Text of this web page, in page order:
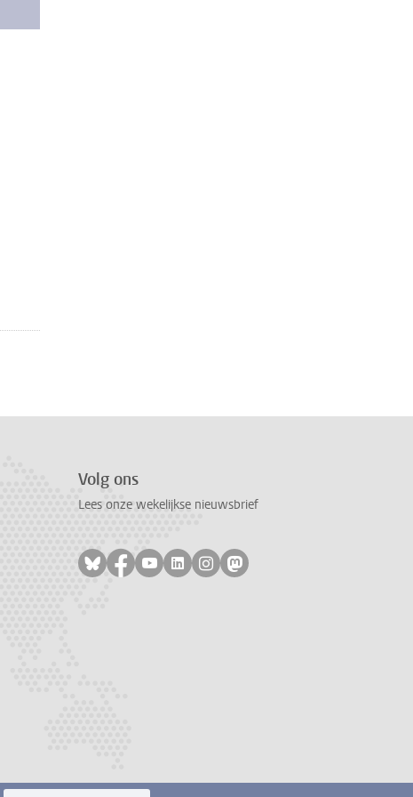
Volg ons
Lees onze wekelijkse nieuwsbrief
Volg ons op bluesky
Volg ons op facebook
Volg ons op youtube
Volg ons op linkedin
Volg ons op instagram
Volg ons op mastodon